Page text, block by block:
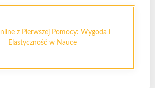
z Pierwszej Pomocy: Wygoda i
Elastyczność w Nauce